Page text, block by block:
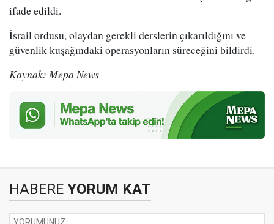
ifade edildi.
İsrail ordusu, olaydan gerekli derslerin çıkarıldığını ve
güvenlik kuşağındaki operasyonların süreceğini bildirdi.
Kaynak: Mepa News
HABERE YORUM KAT